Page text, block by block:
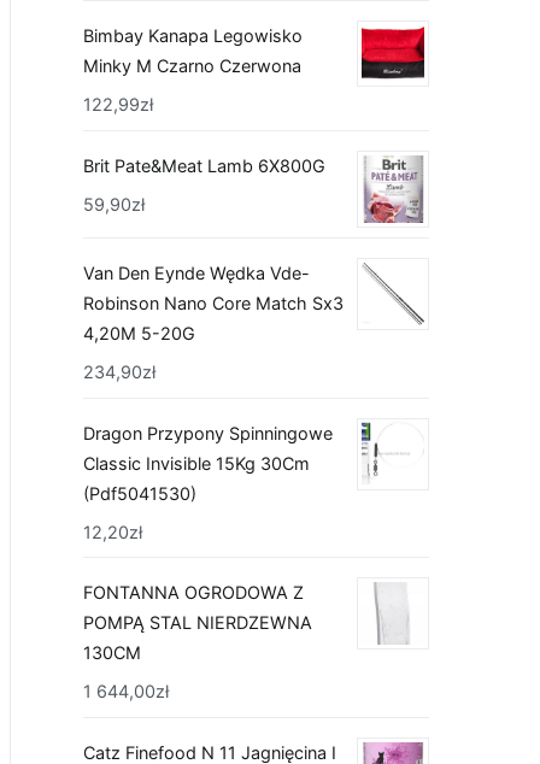
Bimbay Kanapa Legowisko
Minky M Czarno Czerwona
122,99zł
Brit Pate&Meat Lamb 6X800G
59,90zł
Van Den Eynde Wędka Vde-
Robinson Nano Core Match Sx3
4,20M 5-20G
234,90zł
Dragon Przypony Spinningowe
Classic Invisible 15Kg 30Cm
(Pdf5041530)
12,20zł
FONTANNA OGRODOWA Z
POMPĄ STAL NIERDZEWNA
130CM
1 644,00zł
Catz Finefood N 11 Jagnięcina I